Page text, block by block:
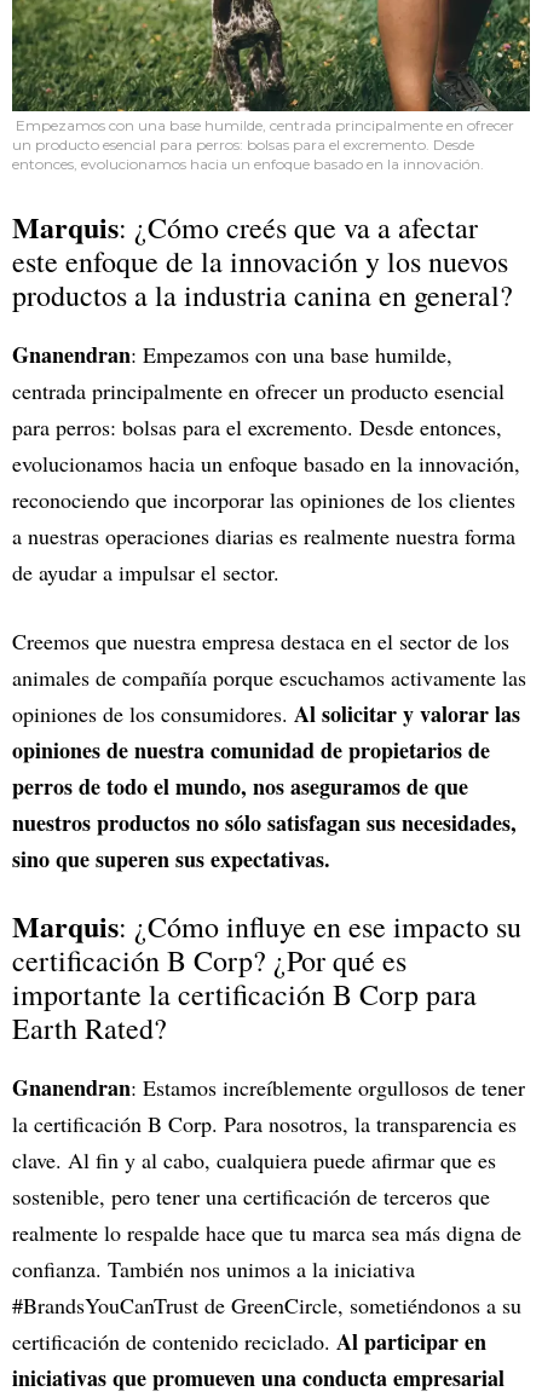
Empezamos con una base humilde, centrada principalmente en ofrecer
un producto esencial para perros: bolsas para el excremento. Desde
entonces, evolucionamos hacia un enfoque basado en la innovación.
Marquis: ¿Cómo creés que va a afectar
este enfoque de la innovación y los nuevos
productos a la industria canina en general?
Gnanendran: Empezamos con una base humilde,
centrada principalmente en ofrecer un producto esencial
para perros: bolsas para el excremento. Desde entonces,
evolucionamos hacia un enfoque basado en la innovación,
reconociendo que incorporar las opiniones de los clientes
a nuestras operaciones diarias es realmente nuestra forma
de ayudar a impulsar el sector.
Creemos que nuestra empresa destaca en el sector de los
animales de compañía porque escuchamos activamente las
opiniones de los consumidores. Al solicitar y valorar las
opiniones de nuestra comunidad de propietarios de
perros de todo el mundo, nos aseguramos de que
nuestros productos no sólo satisfagan sus necesidades,
sino que superen sus expectativas.
Marquis: ¿Cómo influye en ese impacto su
certificación B Corp? ¿Por qué es
importante la certificación B Corp para
Earth Rated?
Gnanendran: Estamos increíblemente orgullosos de tener
la certificación B Corp. Para nosotros, la transparencia es
clave. Al fin y al cabo, cualquiera puede afirmar que es
sostenible, pero tener una certificación de terceros que
realmente lo respalde hace que tu marca sea más digna de
confianza. También nos unimos a la iniciativa
#BrandsYouCanTrust de GreenCircle, sometiéndonos a su
certificación de contenido reciclado. Al participar en
iniciativas que promueven una conducta empresarial